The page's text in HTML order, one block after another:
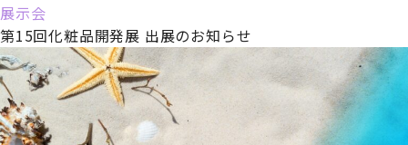
展示会
第15回化粧品開発展 出展のお知らせ